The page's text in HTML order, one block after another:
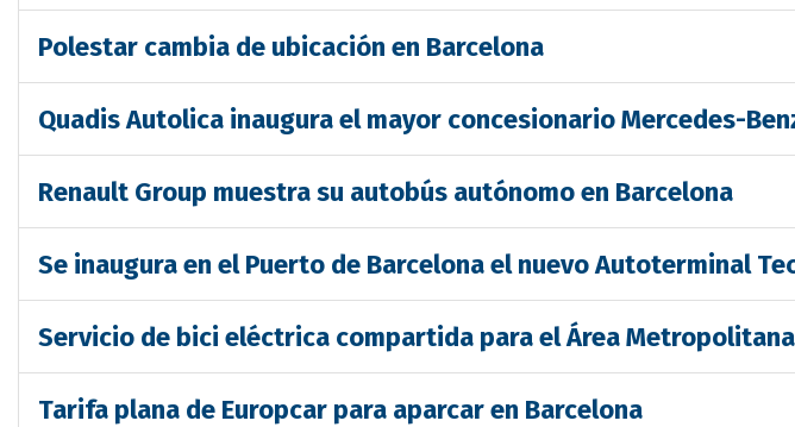
Polestar cambia de ubicación en Barcelona
Quadis Autolica inaugura el mayor concesionario Mercedes-
Renault Group muestra su autobús autónomo en Barcelona
Se inaugura en el Puerto de Barcelona el nuevo Autoterminal
Servicio de bici eléctrica compartida para el Área
Tarifa plana de Europcar para aparcar en Barcelona